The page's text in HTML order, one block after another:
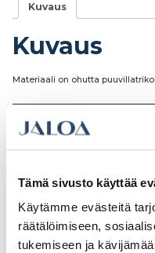
Tämä sivusto käyttää
Käytämme evästeitä
räätälöimiseen,
tukemiseen ja
Kuvaus
Kuvaus
Materiaali on ohutta